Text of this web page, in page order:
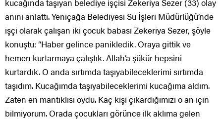
anını anlattı. Yeniçağa Belediyesi Su İşleri Müdürlüğü’nde
işçi olarak çalışan iki çocuk babası Zekeriya Sezer, şöyle
konuştu: “Haber gelince panikledik. Oraya gittik ve
hemen kurtarmaya çalıştık. Allah’a şükür hepsini
kurtardık. O anda sırtımda taşıyabileceklerimi sırtımda
taşıdım. Kucağımda taşıyabileceklerimi kucağıma aldım.
Zaten en mantıklısı oydu. Kaç kişi çıkardığımızı o an için
bilmiyorum. Orada çocukları görünce ilk aklıma gelen